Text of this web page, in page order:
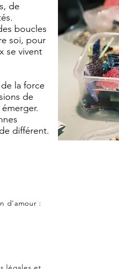
de
boucles
soi, pour
se vivent
la force
de
différent.
d'amour :